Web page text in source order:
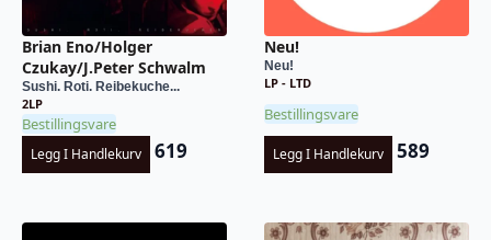
Brian Eno/Holger
Czukay/J.Peter Schwalm
Sushi. Roti. Reibekuche...
2LP
Bestillingsvare
Legg I Handlekurv 619
Neu!
Neu!
LP - LTD
Bestillingsvare
Legg I Handlekurv 589